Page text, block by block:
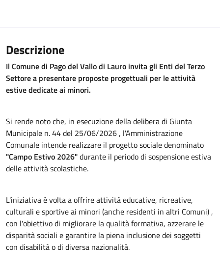
Descrizione
Il Comune di Pago del Vallo di Lauro invita gli Enti del Terzo
Settore a presentare proposte progettuali per le attività
estive dedicate ai minori.
Si rende noto che, in esecuzione della delibera di Giunta
Municipale n.44 del 25/06/2026, l'Amministrazione
Comunale intende realizzare il progetto sociale denominato
"Campo Estivo 2026"durante il periodo di sospensione estiva
delle attività scolastiche.
L'iniziativa è volta a offrire attività educative, ricreative,
culturali e sportive ai minori (anche residenti in altri Comuni),
con l'obiettivo di migliorare la qualità formativa, azzerare le
disparità sociali e garantire la piena inclusione dei soggetti
con disabilità o di diversa nazionalità.